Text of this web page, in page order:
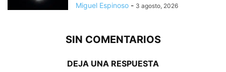
Miguel Espinoso - 3 agosto, 2026
SIN COMENTARIOS
DEJA UNA RESPUESTA